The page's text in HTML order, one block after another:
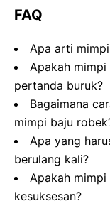
FAQ
Apa arti
Apakah
pertanda buruk?
Bagaimana
mimpi baju
Apa yang
berulang kali?
Apakah
kesuksesan?